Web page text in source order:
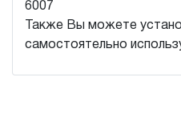
6007
Также Вы можете
самостоятельно